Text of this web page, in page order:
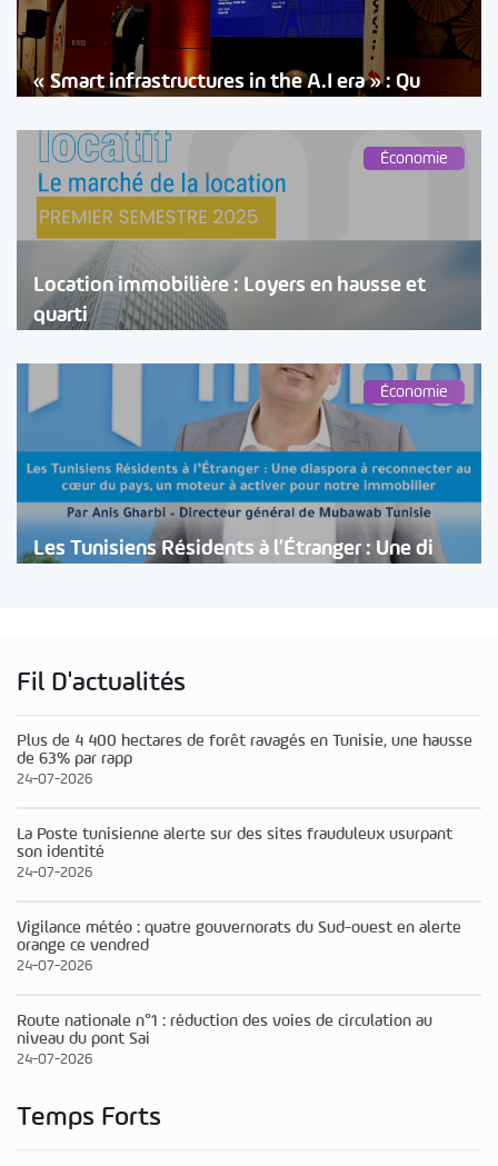
« Smart infrastructures in the A.I era » : Qu
Économie
Location immobilière : Loyers en hausse et
quarti
Économie
Les Tunisiens Résidents à l’Étranger : Une di
Fil D'actualités
Plus de 4 400 hectares de forêt ravagés en Tunisie, une hausse
de 63% par rapp
24-07-2026
La Poste tunisienne alerte sur des sites frauduleux usurpant
son identité
24-07-2026
Vigilance météo : quatre gouvernorats du Sud-ouest en alerte
orange ce vendred
24-07-2026
Route nationale n°1 : réduction des voies de circulation au
niveau du pont Sai
24-07-2026
Temps Forts